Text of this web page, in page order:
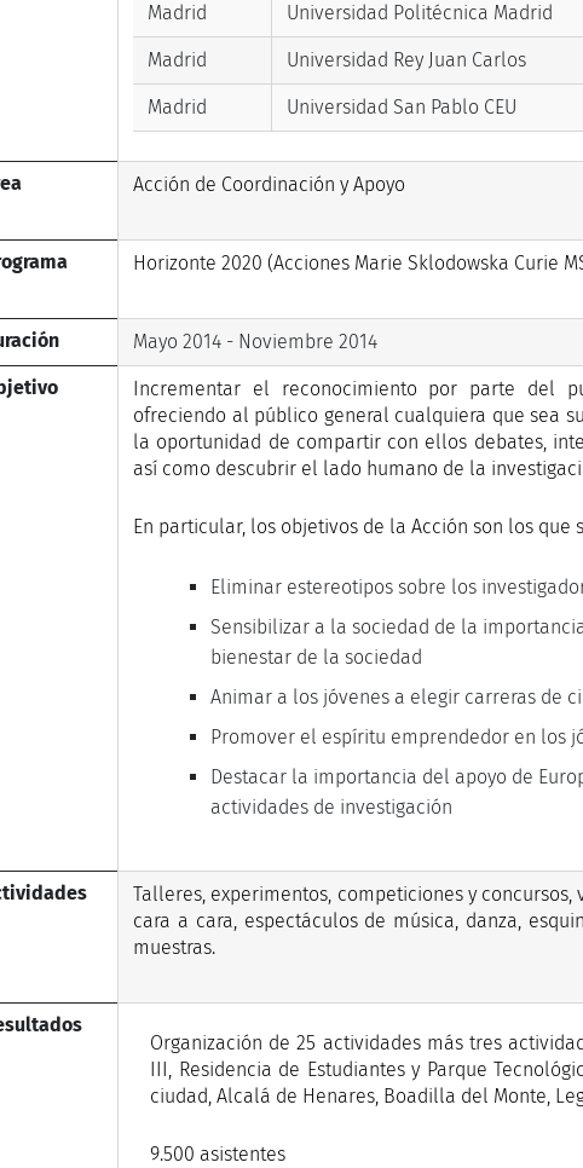
Madrid Universidad Politécnica Madrid
Madrid Universidad Rey Juan Carlos
Madrid Universidad San Pablo CEU
Acción de Coordinación y Apoyo
Horizonte 2020 (Acciones Marie Sklodowska Curie
Mayo 2014 - Noviembre 2014
Incrementar el reconocimiento por parte del
ofreciendo al público general cualquiera que sea
la oportunidad de compartir con ellos debates,
así como descubrir el lado humano de la
En particular, los objetivos de la Acción son los que
Eliminar estereotipos sobre los
Sensibilizar a la sociedad de la
bienestar de la sociedad
Animar a los jóvenes a elegir carreras de
Promover el espíritu emprendedor en los
Destacar la importancia del apoyo de
actividades de investigación
Talleres, experimentos, competiciones y
cara a cara, espectáculos de música, danza,
muestras.
Organización de 25 actividades más tres
III, Residencia de Estudiantes y Parque
ciudad, Alcalá de Henares, Boadilla del Monte,
9.500 asistentes